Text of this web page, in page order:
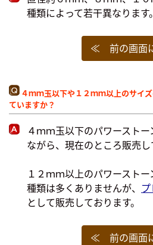
種類によって若干異なります
≪ 前の画面
４ｍｍ玉以下や１２ｍｍ以上のサイ
ていますか？
４ｍｍ玉以下のパワースト
ながら、現在のところ販売し
１２ｍｍ以上のパワースト
種類は多くありませんが、
として販売しております。
≪ 前の画面